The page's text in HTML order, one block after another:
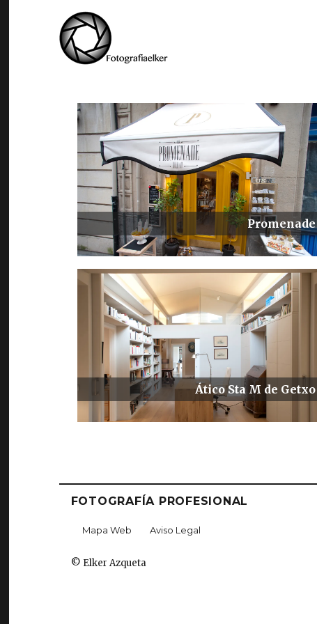
Promenade
Ático Sta M de Getxo
FOTOGRAFÍA PROFESIONAL
Mapa Web Aviso Legal
© Elker Azqueta